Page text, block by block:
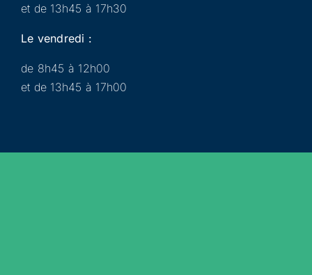
et de 13h45 à 17h30
Le vendredi :
de 8h45 à 12h00
et de 13h45 à 17h00